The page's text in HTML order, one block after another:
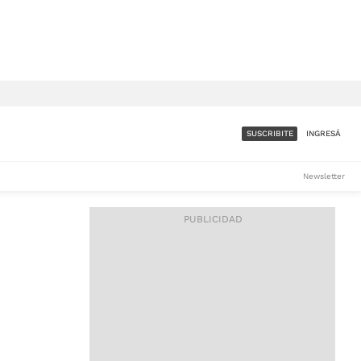
ACCESO FULL - $1.800/MES
SUSCRIBITE INGRESÁ
Newsletter